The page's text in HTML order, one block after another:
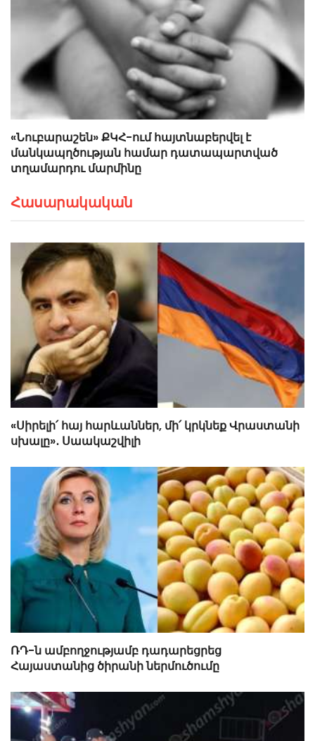
«Նուբարաշեն» ՔԿՀ-ում հայտնաբերվել է
մանկապղծության համար դատապարտված
տղամարդու մարմինը
Հասարակական
«Սիրելի՛ հայ հարևաններ, մի՛ կրկնեք Վրաստանի
սխալը»․ Սաակաշվիլի
ՌԴ-ն ամբողջությամբ դադարեցրեց
Հայաստանից ծիրանի ներմուծումը